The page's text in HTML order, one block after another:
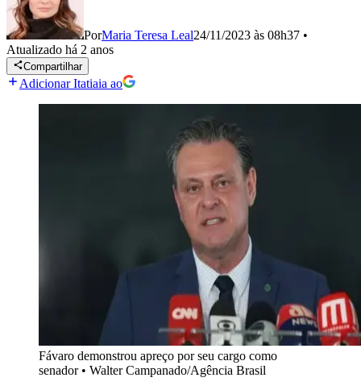
PorMaria Teresa Leal24/11/2023 às 08h37 •
Atualizado há 2 anos
Compartilhar
Adicionar Itatiaia ao
Fávaro demonstrou apreço por seu cargo como
senador• Walter Campanado/Agência Brasil